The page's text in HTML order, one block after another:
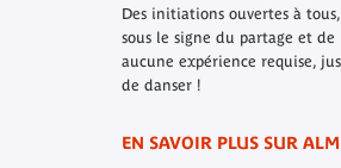
Des initiations ouvertes à tous,
sous le signe du partage et de
aucune expérience requise,
de danser !
EN SAVOIR PLUS SUR